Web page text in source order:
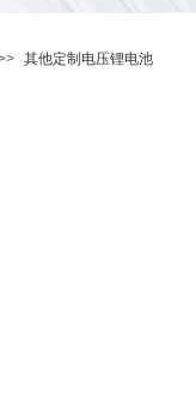
其他定制电压锂电池